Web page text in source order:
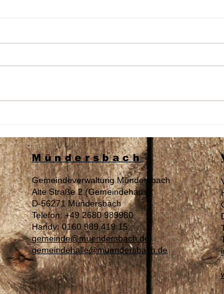
Westerwaldkreises
Mündersbach
Gemeindeverwaltung Mündersbach
Alte Straße 2 (Gemeindehaus)
D-56271 Mündersbach
Telefon: +49 2680 989980
Handy: 0160 989 419 15
gemeinde@muendersbach.de
gemeindehalle@muendersbach.de